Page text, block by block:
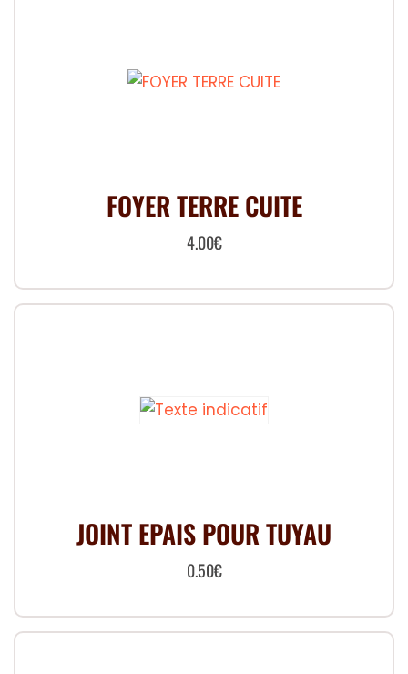
FOYER TERRE CUITE
4.00€
JOINT EPAIS POUR TUYAU
0.50€